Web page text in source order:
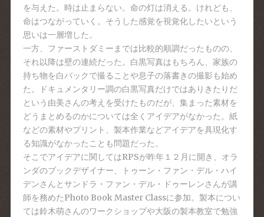
を与えた。時は止まらない。命の灯は消える。けれども、
命はつながっていく。そうした感覚を視覚化したいという
思いは一層増した。
一方、ファーストダミーまでは比較的順調だったものの、
それ以降は壁の連続だった。白黒写真はもちろん、家族の
持ち物を白バックで撮ることや息子の落書きの撮影も始め
た。ドキュメンタリー調の白黒写真だけではありきたりだ
という由美さんの考えを受けたものだが、集まった素材を
どうまとめるのかについては全くアイデアがなかった。紙
などの素材やプリント、製本作業などアイデアを具現化す
る知識がなかったことも問題だった。
そこでアイデアに関してはRPSが昨年１２月に開き、オラ
ンダのブックデザイナー、トゥーン・ファン・デル・ハイ
デンさんとサンドラ・ファン・デル・ドゥーレンさんが講
師を務めたPhoto Book Master Classに参加。製本につい
ては鈴木萌さんのワークショップや大阪の製本教室で勉強